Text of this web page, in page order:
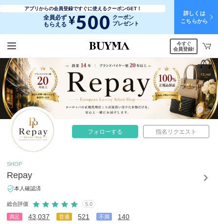
アプリからの会員登録ですぐに使えるクーポンGET！
全員必ず
もらえる ¥500 クーポン
プレゼント
詳しくは
こちらから
今すぐ
会員登録!
フォローする 指名リクエスト
SHOP
Repay
本人確認済
総合評価 5.0
満足 43,037 普通 521 不満 140